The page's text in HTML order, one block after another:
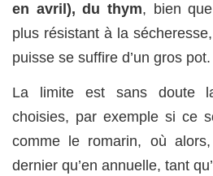
en avril), du thym, bien
plus résistant à la
puisse se suffire d’un gros pot.
La limite est sans doute
choisies, par exemple si ce
comme le romarin, où
dernier qu’en annuelle, tant